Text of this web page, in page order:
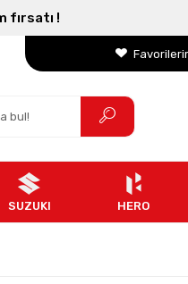
fırsatı !
SUZUKI HERO